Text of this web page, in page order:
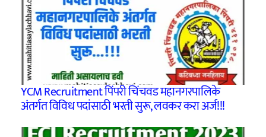
YCM Recruitment पिंपरी चिंचवड महानगरपालिके
अंतर्गत विविध पदांसाठी भरती सुरू, लवकर करा अर्ज!!!